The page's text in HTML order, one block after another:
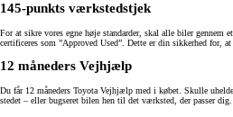
145-punkts værkstedstjek
For at sikre vores egne høje standarder, skal alle biler gennem
certificeres som ”Approved Used”. Dette er din sikkerhed for,
12 måneders Vejhjælp
Du får 12 måneders Toyota Vejhjælp med i købet. Skulle
stedet – eller bugseret bilen hen til det værksted, der passer dig.